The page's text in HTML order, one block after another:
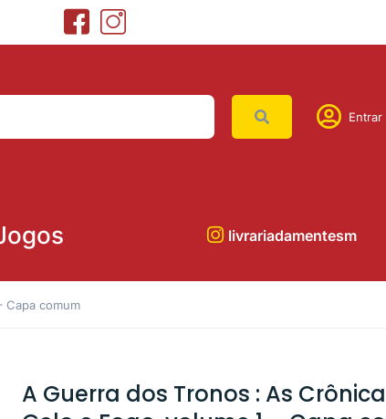
Entrar
livrariadamentesm
Capa comum
A Guerra dos Tronos : As